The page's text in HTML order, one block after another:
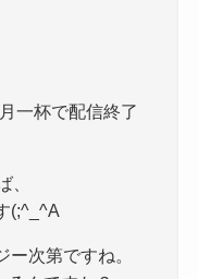
一杯で配信終了
、
(;^_^A
次第ですね。